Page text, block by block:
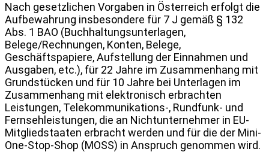
Nach gesetzlichen Vorgaben in Österreich erfolgt die
Aufbewahrung insbesondere für 7 J gemäß § 132
Abs. 1 BAO (Buchhaltungsunterlagen,
Belege/Rechnungen, Konten, Belege,
Geschäftspapiere, Aufstellung der Einnahmen und
Ausgaben, etc.), für 22 Jahre im Zusammenhang mit
Grundstücken und für 10 Jahre bei Unterlagen im
Zusammenhang mit elektronisch erbrachten
Leistungen, Telekommunikations-, Rundfunk- und
Fernsehleistungen, die an Nichtunternehmer in EU-
Mitgliedstaaten erbracht werden und für die der Mini-
One-Stop-Shop (MOSS) in Anspruch genommen wird.